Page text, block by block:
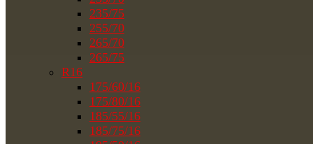
235/75
255/70
265/70
265/75
R16
175/60/16
175/80/16
185/55/16
185/75/16